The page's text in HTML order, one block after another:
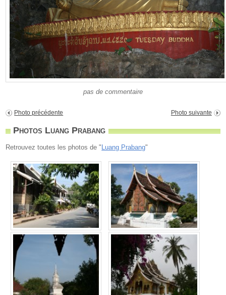
pas de commentaire
Photo précédente Photo suivante
Photos Luang Prabang
Retrouvez toutes les photos de "Luang Prabang"